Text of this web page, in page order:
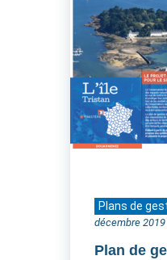
Plans de
décembre 2019
Plan de